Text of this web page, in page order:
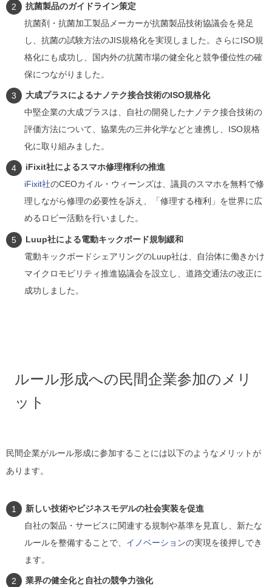
抗菌製品のガイドライン策定
抗菌剤・抗菌加工製品メーカーが抗菌製品技術協議会を発足
し、抗菌の試験方法のJIS規格化を実現しました。さらにISO規
格化にも成功し、国内外の抗菌市場の健全化と競争優位性の確
保につながりました。
大成プラスによるナノテク接合技術のISO規格化
中堅企業の大成プラスは、自社の開発したナノテク接合技術の
評価方法について、協業先の三井化学などと連携し、ISO規格
化に取り組みました。
iFixit社によるスマホ修理権利の推進
iFixit社のCEOカイル・ウィーンズは、議員のスマホを無料で修
理しながら修理の必要性を訴え、「修理する権利」を世界に広
めるロビー活動を行いました。
Luup社による電動キックボード規制緩和
電動キックボードシェアリングのLuup社は、自治体に働きかけ
マイクロモビリティ推進協議会を設立し、道路交通法の改正に
成功しました。
ルール形成への民間企業参加のメリ
ット
民間企業がルール形成に参加することには以下のようなメリットが
あります。
新しい技術やビジネスモデルの社会実装を促進
自社の製品・サービスに関連する規制や基準を見直し、新たな
ルールを整備することで、 イノベーションの実現を後押しでき
ます。
業界の健全化と自社の競争力強化